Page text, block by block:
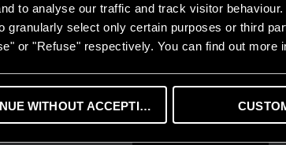
to analyse our traffic and track visitor
granularly select only certain purposes or third
or "Refuse" respectively. You can find out more
WITHOUT ACCEPTING